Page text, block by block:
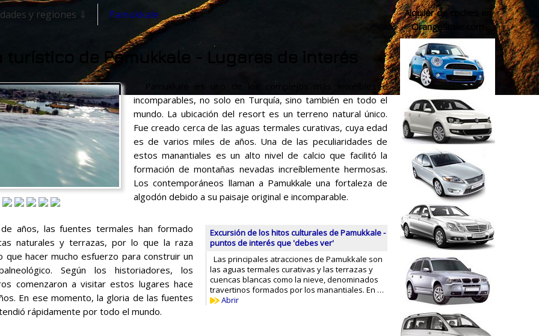
y regiones ⇓ Pamukkale
turístico de Pamukkale - Lugares de interés
Pamukkale es uno de los complejos más increíbles e
incomparables, no solo en Turquía, sino también en todo el
mundo. La ubicación del resort es un terreno natural único.
Fue creado cerca de las aguas termales curativas, cuya edad
es de varios miles de años. Una de las peculiaridades de
estos manantiales es un alto nivel de calcio que facilitó la
formación de montañas nevadas increíblemente hermosas.
Los contemporáneos llaman a Pamukkale una fortaleza de
algodón debido a su paisaje original e incomparable.
Excursión de los hitos culturales de Pamukkale -
puntos de interés que 'debes ver'
Las principales atracciones de Pamukkale son
las aguas termales curativas y las terrazas y
cuencas blancas como la nieve, denominados
travertinos formados por los manantiales. En …
Abrir
años, las fuentes termales han formado
naturales y terrazas, por lo que la raza
que hacer mucho esfuerzo para construir un
Según los historiadores, los
comenzaron a visitar estos lugares hace
En ese momento, la gloria de las fuentes
rápidamente por todo el mundo.
Alquiler de coches en
OrangeSmile.com